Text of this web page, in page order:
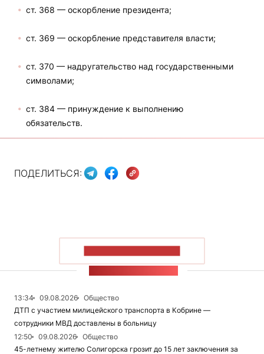
ст. 368 — оскорбление президента;
ст. 369 — оскорбление представителя власти;
ст. 370 — надругательство над государственными
символами;
ст. 384 — принуждение к выполнению
обязательств.
ПОДЕЛИТЬСЯ:
13:34 09.08.2026
Общество
ДТП с участием милицейского транспорта в Кобрине —
сотрудники МВД доставлены в больницу
12:50
09.08.2026
Общество
45-летнему жителю Солигорска грозит до 15 лет заключения за